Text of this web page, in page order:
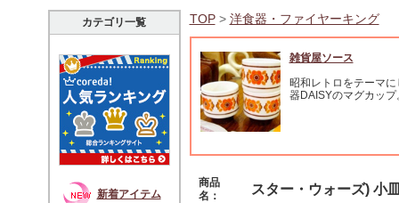
カテゴリ一覧
新着アイテム
TOP> 洋食器・ファイヤーキング
雑貨屋ソース
昭和レトロをテーマに
器DAISYのマグカップ
商品
名：
スター・ウォーズ) 小